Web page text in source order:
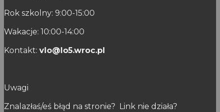
Rok szkolny: 9:00-15:00
Wakacje: 10:00-14:00
Kontakt: vlo@lo5.wroc.pl
Uwagi
Znalazłaś/eś błąd na stronie? Link nie działa?